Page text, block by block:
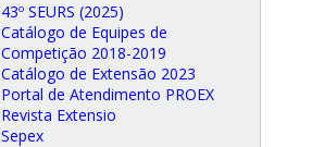
43º SEURS (2025)
Catálogo de Equipes de
Competição 2018-2019
Catálogo de Extensão 2023
Portal de Atendimento PROEX
Revista Extensio
Sepex